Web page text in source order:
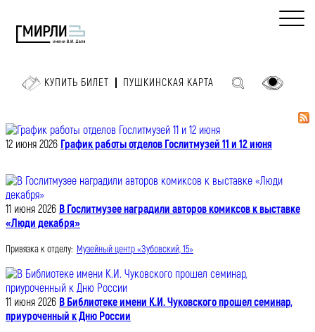
КУПИТЬ БИЛЕТ ПУШКИНСКАЯ КАРТА
12 июня 2026 График работы отделов Гослитмузей 11 и 12 июня
11 июня 2026 В Гослитмузее наградили авторов комиксов к выставке
«Люди декабря»
Привязка к отделу: Музейный центр «Зубовский, 15»
11 июня 2026 В Библиотеке имени К.И. Чуковского прошел семинар,
приуроченный к Дню России